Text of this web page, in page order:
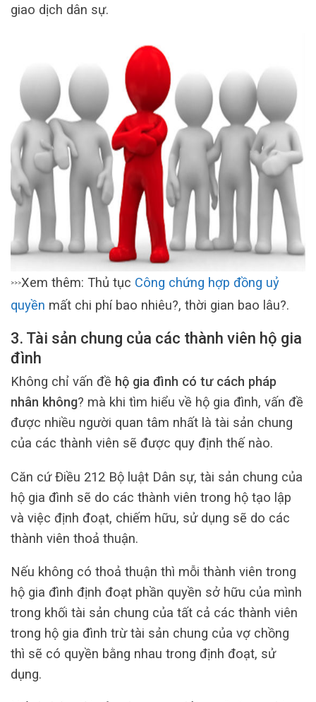
giao dịch dân sự.
>>>Xem thêm: Thủ tục Công chứng hợp đồng uỷ
quyền mất chi phí bao nhiêu?, thời gian bao lâu?.
3. Tài sản chung của các thành viên hộ gia
đình
Không chỉ vấn đề hộ gia đình có tư cách pháp
nhân không? mà khi tìm hiểu về hộ gia đình, vấn đề
được nhiều người quan tâm nhất là tài sản chung
của các thành viên sẽ được quy định thế nào.
Căn cứ Điều 212 Bộ luật Dân sự, tài sản chung của
hộ gia đình sẽ do các thành viên trong hộ tạo lập
và việc định đoạt, chiếm hữu, sử dụng sẽ do các
thành viên thoả thuận.
Nếu không có thoả thuận thì mỗi thành viên trong
hộ gia đình định đoạt phần quyền sở hữu của mình
trong khối tài sản chung của tất cả các thành viên
trong hộ gia đình trừ tài sản chung của vợ chồng
thì sẽ có quyền bằng nhau trong định đoạt, sử
dụng.